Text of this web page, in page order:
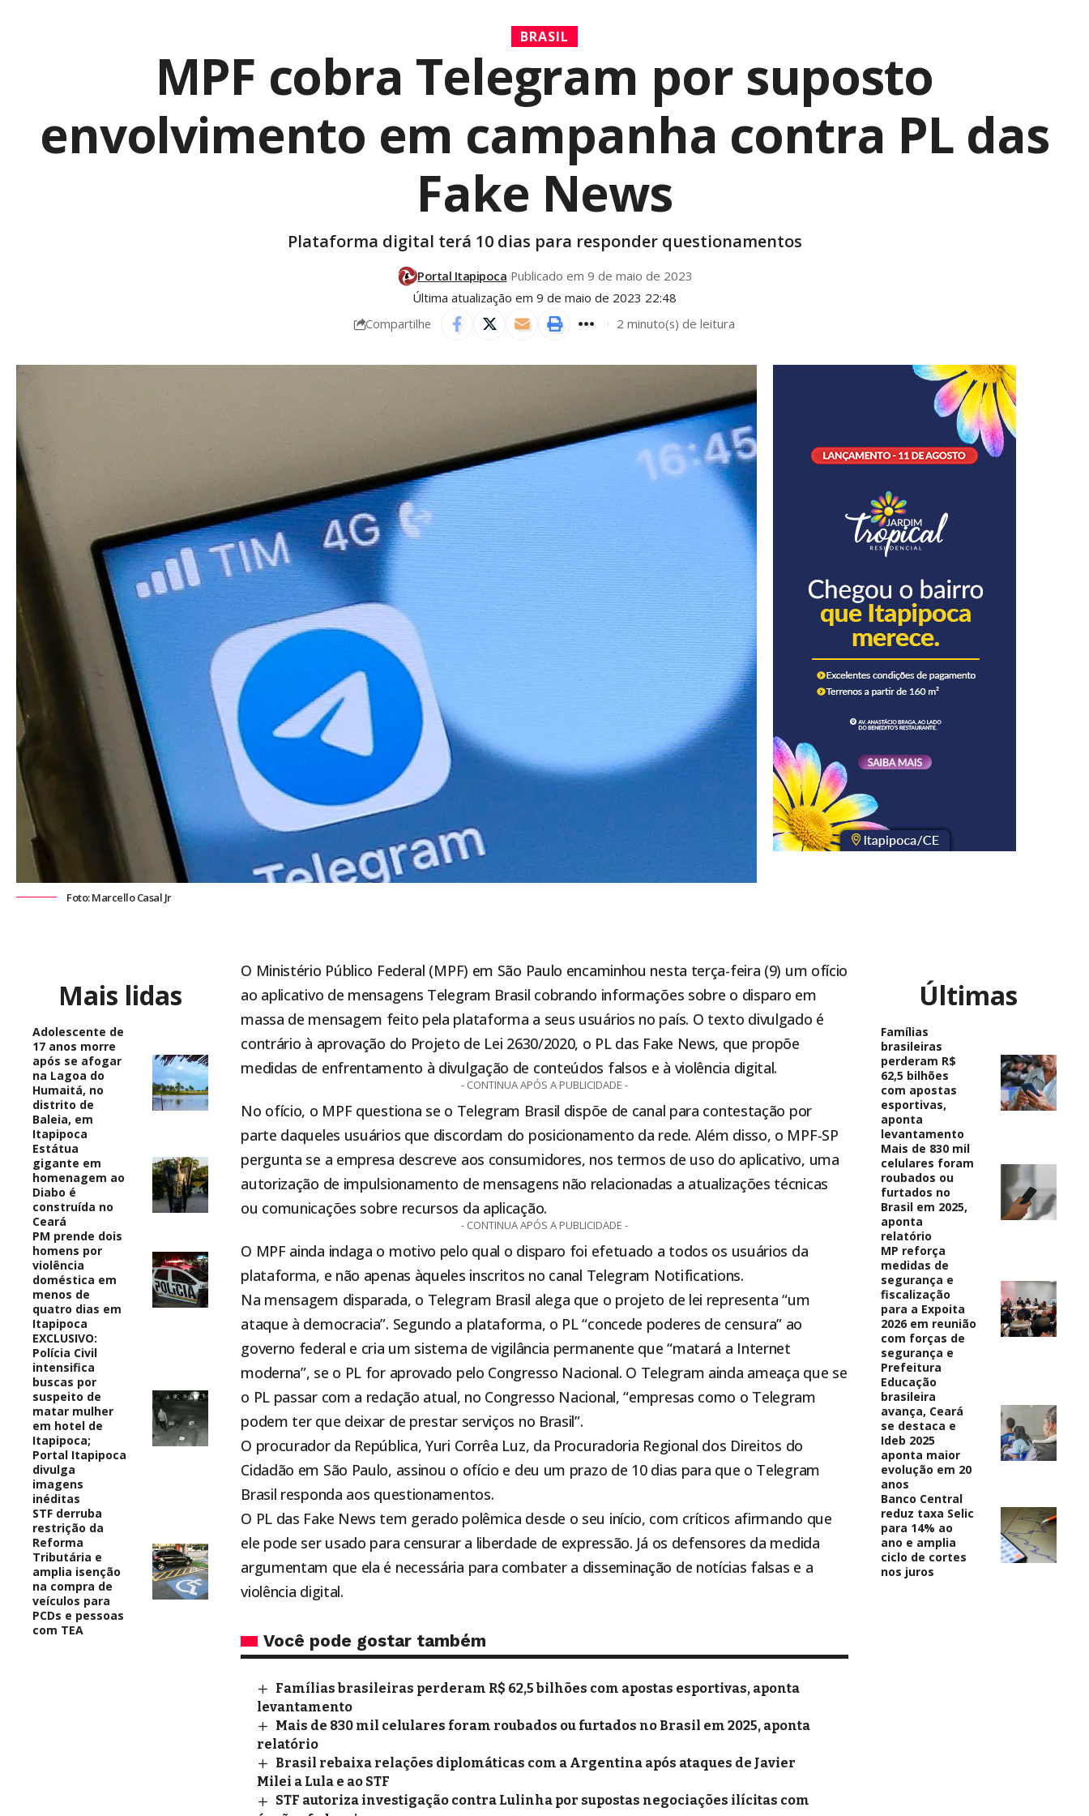
BRASIL
MPF cobra Telegram por suposto
envolvimento em campanha contra PL das
Fake News
Plataforma digital terá 10 dias para responder questionamentos
Última atualização em 9 de maio de 2023 22:48
Portal Itapipoca Publicado em 9 de maio de 2023
Compartilhe 2 minuto(s) de leitura
Foto: Marcello Casal Jr
Mais lidas
Adolescente de
17 anos morre
após se afogar
na Lagoa do
Humaitá, no
distrito de
Baleia, em
Itapipoca
Estátua
gigante em
homenagem ao
Diabo é
construída no
Ceará
PM prende dois
homens por
violência
doméstica em
menos de
quatro dias em
Itapipoca
EXCLUSIVO:
Polícia Civil
intensifica
buscas por
suspeito de
matar mulher
em hotel de
Itapipoca;
Portal Itapipoca
divulga
imagens
inéditas
STF derruba
restrição da
Reforma
Tributária e
amplia isenção
na compra de
veículos para
PCDs e pessoas
com TEA
O Ministério Público Federal (MPF) em São Paulo encaminhou nesta terça-feira (9) um ofício
ao aplicativo de mensagens Telegram Brasil cobrando informações sobre o disparo em
massa de mensagem feito pela plataforma a seus usuários no país. O texto divulgado é
contrário à aprovação do Projeto de Lei 2630/2020, o PL das Fake News, que propõe
medidas de enfrentamento à divulgação de conteúdos falsos e à violência digital.
- CONTINUA APÓS A PUBLICIDADE -
No ofício, o MPF questiona se o Telegram Brasil dispõe de canal para contestação por
parte daqueles usuários que discordam do posicionamento da rede. Além disso, o MPF-SP
pergunta se a empresa descreve aos consumidores, nos termos de uso do aplicativo, uma
autorização de impulsionamento de mensagens não relacionadas a atualizações técnicas
ou comunicações sobre recursos da aplicação.
- CONTINUA APÓS A PUBLICIDADE -
O MPF ainda indaga o motivo pelo qual o disparo foi efetuado a todos os usuários da
plataforma, e não apenas àqueles inscritos no canal Telegram Notifications.
Na mensagem disparada, o Telegram Brasil alega que o projeto de lei representa “um
ataque à democracia”. Segundo a plataforma, o PL “concede poderes de censura” ao
governo federal e cria um sistema de vigilância permanente que “matará a Internet
moderna”, se o PL for aprovado pelo Congresso Nacional. O Telegram ainda ameaça que se
o PL passar com a redação atual, no Congresso Nacional, “empresas como o Telegram
podem ter que deixar de prestar serviços no Brasil”.
O procurador da República, Yuri Corrêa Luz, da Procuradoria Regional dos Direitos do
Cidadão em São Paulo, assinou o ofício e deu um prazo de 10 dias para que o Telegram
Brasil responda aos questionamentos.
O PL das Fake News tem gerado polêmica desde o seu início, com críticos afirmando que
ele pode ser usado para censurar a liberdade de expressão. Já os defensores da medida
argumentam que ela é necessária para combater a disseminação de notícias falsas e a
violência digital.
Você pode gostar também
Famílias brasileiras perderam R$ 62,5 bilhões com apostas esportivas, aponta
levantamento
Mais de 830 mil celulares foram roubados ou furtados no Brasil em 2025, aponta
relatório
Brasil rebaixa relações diplomáticas com a Argentina após ataques de Javier
Milei a Lula e ao STF
STF autoriza investigação contra Lulinha por supostas negociações ilícitas com
Últimas
Famílias
brasileiras
perderam R$
62,5 bilhões
com apostas
esportivas,
aponta
levantamento
Mais de 830 mil
celulares foram
roubados ou
furtados no
Brasil em 2025,
aponta
relatório
MP reforça
medidas de
segurança e
fiscalização
para a Expoita
2026 em reunião
com forças de
segurança e
Prefeitura
Educação
brasileira
avança, Ceará
se destaca e
Ideb 2025
aponta maior
evolução em 20
anos
Banco Central
reduz taxa Selic
para 14% ao
ano e amplia
ciclo de cortes
nos juros